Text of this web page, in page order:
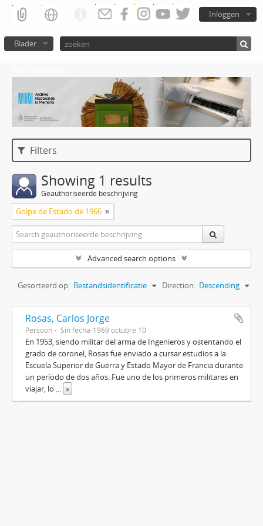
Inloggen
Blader
Filters
Showing 1 results
Geauthoriseerde beschrijving
Golpe de Estado de 1966
Advanced search options
Gesorteerd op: Bestandsidentificatie Direction: Descending
Rosas, Carlos Jorge
Persoon Sin fecha-1969 octubre 10
En 1953, siendo militar del arma de Ingenieros y ostentando el
grado de coronel, Rosas fue enviado a cursar estudios a la
Escuela Superior de Guerra y Estado Mayor de Francia durante
un período de dos años. Fue uno de los primeros militares en
viajar, lo ... »